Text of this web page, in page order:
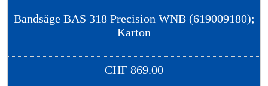
Bandsäge BAS 318 Precision WNB (619009180);
Karton
CHF 869.00